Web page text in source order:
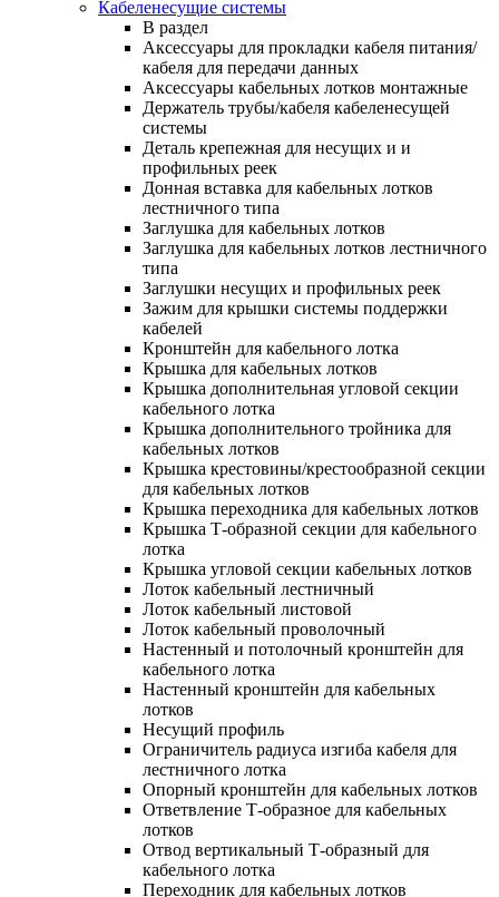
Кабеленесущие системы
В раздел
Аксессуары для прокладки кабеля питания/
кабеля для передачи данных
Аксессуары кабельных лотков монтажные
Держатель трубы/кабеля кабеленесущей
системы
Деталь крепежная для несущих и и
профильных реек
Донная вставка для кабельных лотков
лестничного типа
Заглушка для кабельных лотков
Заглушка для кабельных лотков лестничного
типа
Заглушки несущих и профильных реек
Зажим для крышки системы поддержки
кабелей
Кронштейн для кабельного лотка
Крышка для кабельных лотков
Крышка дополнительная угловой секции
кабельного лотка
Крышка дополнительного тройника для
кабельных лотков
Крышка крестовины/крестообразной секции
для кабельных лотков
Крышка переходника для кабельных лотков
Крышка Т-образной секции для кабельного
лотка
Крышка угловой секции кабельных лотков
Лоток кабельный лестничный
Лоток кабельный листовой
Лоток кабельный проволочный
Настенный и потолочный кронштейн для
кабельного лотка
Настенный кронштейн для кабельных
лотков
Несущий профиль
Ограничитель радиуса изгиба кабеля для
лестничного лотка
Опорный кронштейн для кабельных лотков
Ответвление Т-образное для кабельных
лотков
Отвод вертикальный Т-образный для
кабельного лотка
Переходник для кабельных лотков